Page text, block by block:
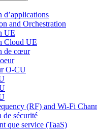
d’applications
and Orchestration
UE
Cloud UE
de cœur
O-CU
(RF) and Wi-Fi
de sécurité
que service (TaaS)